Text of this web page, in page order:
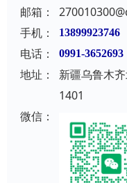
邮箱：
手机：
13899923746
电话： 0991-3652693
地址：
新疆乌鲁木
1401
微信：